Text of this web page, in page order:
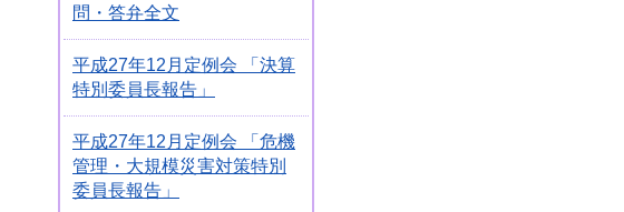
問・答弁全文
平成27年12月定例会 「決算
特別委員長報告」
平成27年12月定例会 「危機
管理・大規模災害対策特別
委員長報告」